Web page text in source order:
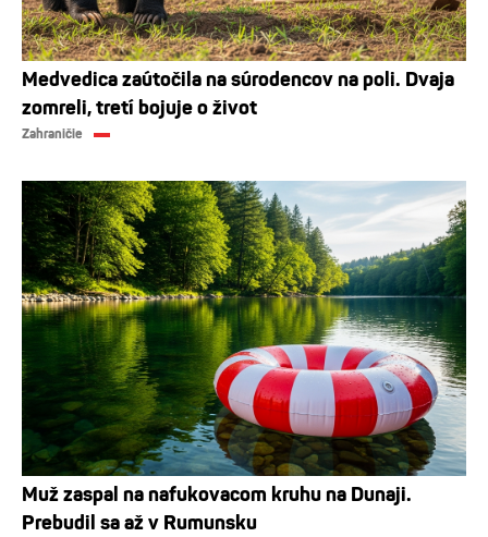
Medvedica zaútočila na súrodencov na poli. Dvaja
zomreli, tretí bojuje o život
Zahraničie
Muž zaspal na nafukovacom kruhu na Dunaji.
Prebudil sa až v Rumunsku